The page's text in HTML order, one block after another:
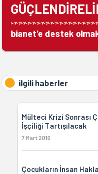
bianet'e destek
ilgili haberler
Mülteci Krizi Sonrası
İşçiliği Tartışılacak
7 Mart 2016
Çocukların İnsan